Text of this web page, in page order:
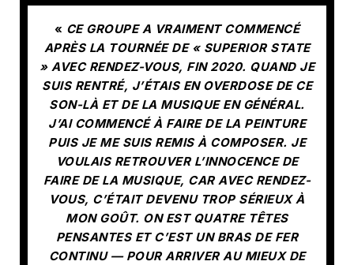
« CE GROUPE A VRAIMENT COMMENCÉ
APRÈS LA TOURNÉE DE « SUPERIOR STATE
» AVEC RENDEZ-VOUS, FIN 2020. QUAND JE
SUIS RENTRÉ, J’ÉTAIS EN OVERDOSE DE CE
SON-LÀ ET DE LA MUSIQUE EN GÉNÉRAL.
J’AI COMMENCÉ À FAIRE DE LA PEINTURE
PUIS JE ME SUIS REMIS À COMPOSER. JE
VOULAIS RETROUVER L’INNOCENCE DE
FAIRE DE LA MUSIQUE, CAR AVEC RENDEZ-
VOUS, C’ÉTAIT DEVENU TROP SÉRIEUX À
MON GOÛT. ON EST QUATRE TÊTES
PENSANTES ET C’EST UN BRAS DE FER
CONTINU — POUR ARRIVER AU MIEUX DE